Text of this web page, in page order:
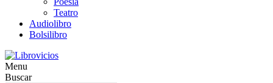
Teatro
Audiolibro
Bolsilibro
Menu
Buscar